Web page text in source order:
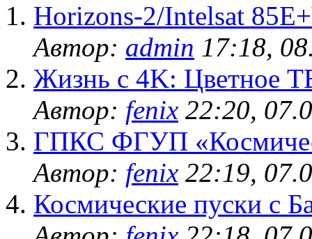
Horizons-2/Intelsat
Автор: admin 17:18,
Жизнь с 4K: Цветное
Автор: fenix 22:20,
ГПКС ФГУП
Автор: fenix 22:19,
Космические пуски с